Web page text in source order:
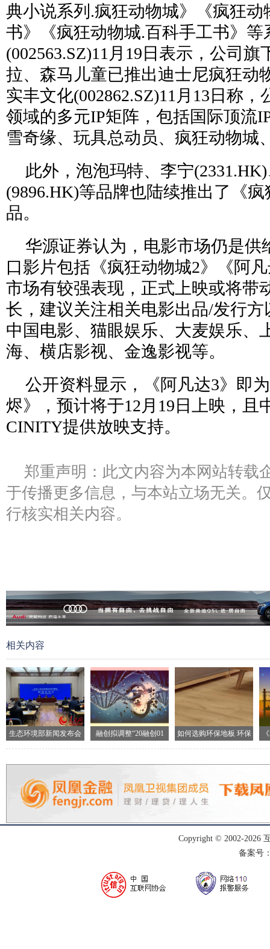
典小说系列.疯狂动物城》《疯狂
书》《疯狂动物城.百科手工书》
(002563.SZ)11月19日表示，公司
拉、森马儿童已推出迪士尼疯狂动
实丰文化(002862.SZ)11月13日称
领域的多元IP矩阵，包括国际顶流
雪奇缘、玩具总动员、疯狂动物城
此外，泡泡玛特、李宁
(9896.HK)等品牌也陆续推出了《
品。
华源证券认为，电影市场仍是供
口影片包括《疯狂动物城2》《阿
市场有较强表现，正式上映或将带
长，建议关注相关电影出品/发行
中国电影、猫眼娱乐、大麦娱乐、
海、横店影视、金逸影视等。
公开资料显示，《阿凡达3》即
烬》，预计将于12月19日上映，且
CINITY提供放映支持。
郑重声明：此文内容为本网站转载
于传播更多信息，与本站立场无关。
行核实相关内容。
相关内容
生态环境部新闻发布会
现场
融创拟调整“20融创01
如何选购环保地板 环保
地
Copyright © 2002-2026
备案号